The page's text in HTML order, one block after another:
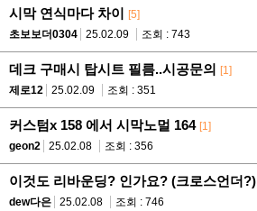
시막 연식마다 차이 [5]
초보보더0304
25.02.09 조회 : 743
데크 구매시 탑시트 필름..시공문의 [1]
제로12
25.02.09 조회 : 351
커스텀x 158 에서 시막노멀 164 [1]
geon2
25.02.08 조회 : 356
이것도 리바운딩? 인가요? (크로스언더?)
dew다은
25.02.08 조회 : 746